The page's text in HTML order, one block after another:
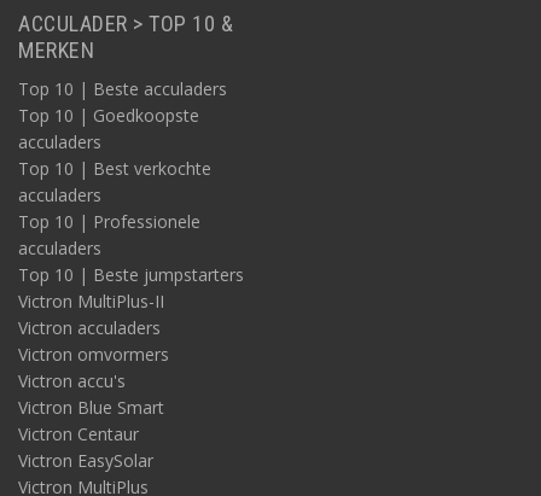
ACCULADER > TOP 10 &
MERKEN
Top 10 | Beste acculaders
Top 10 | Goedkoopste
acculaders
Top 10 | Best verkochte
acculaders
Top 10 | Professionele
acculaders
Top 10 | Beste jumpstarters
Victron MultiPlus-II
Victron acculaders
Victron omvormers
Victron accu's
Victron Blue Smart
Victron Centaur
Victron EasySolar
Victron MultiPlus